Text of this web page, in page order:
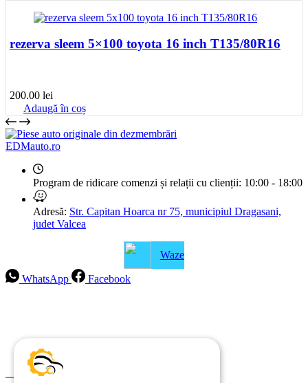
rezerva sleem 5×100 toyota 16 inch T135/80R16
200.00 lei
Adaugă în coș
EDMauto.ro
Program de ridicare comenzi și relații cu clienții: 10:00 - 18:00
Adresă: Str. Capitan Hoarca nr 75, municipiul Dragasani,
judet Valcea
Waze
WhatsApp
Facebook
Politica de ramburs și retur
Formular de retur